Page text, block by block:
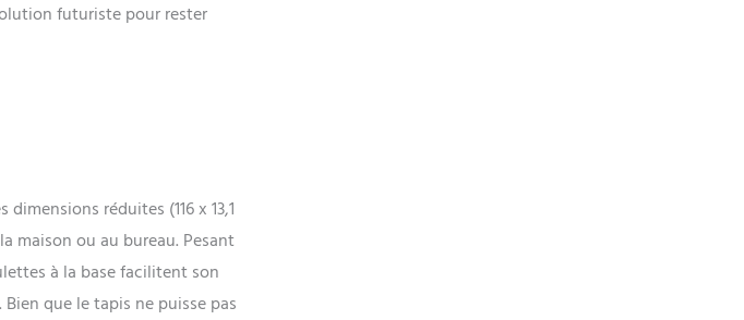
futuriste pour rester
réduites (116 x 13,1
maison ou au bureau. Pesant
à la base facilitent son
que le tapis ne puisse pas